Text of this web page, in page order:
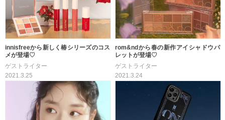
innisfreeから新しく椿シリーズのコス
メが登場♡
ゲストライター
2021.3.25
rom&ndから春の新作アイシャドウパ
レットが登場♡
ゲストライター
2021.3.24